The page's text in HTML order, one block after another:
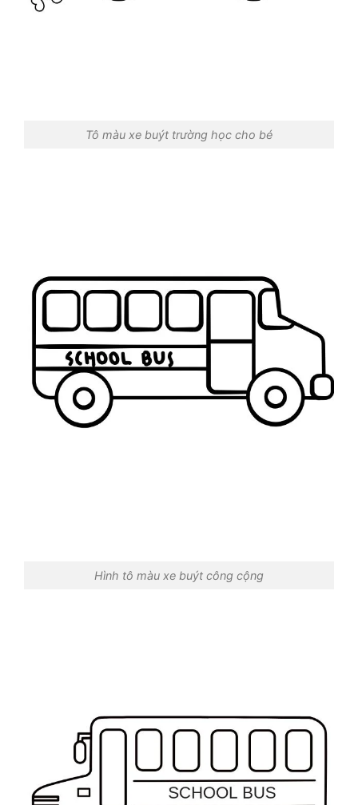
Tô màu xe buýt trường học cho bé
Hình tô màu xe buýt công cộng